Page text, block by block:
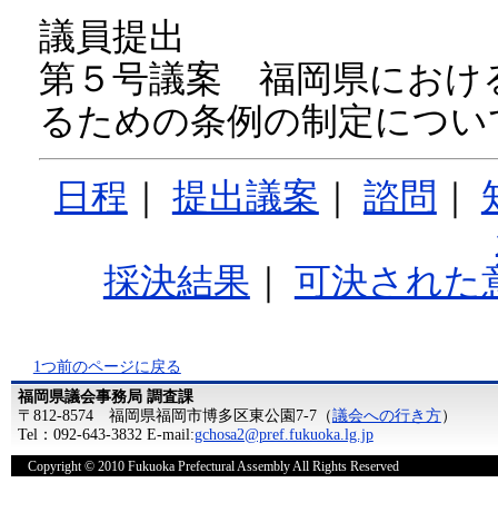
議員提出
第５号議案 福岡県におけ
るための条例の制定につい
日程
提出議案 諮問
採決結果
可決された
1つ前のページに戻る
福岡県議会事務局 調査課
〒812-8574 福岡県福岡市博多区東公園7-7（議会への行き方）
Tel：092-643-3832 E-mail:gchosa2@pref.fukuoka.lg.jp
Copyright © 2010 Fukuoka Prefectural Assembly All Rights Reserved